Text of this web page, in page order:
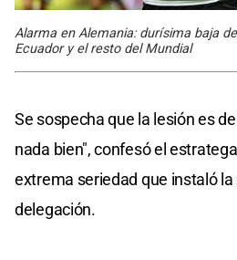
Alarma en Alemania: durísima baja
Ecuador y el resto del Mundial
Se sospecha que la lesión es
nada bien", confesó el
extrema seriedad que instaló
delegación.